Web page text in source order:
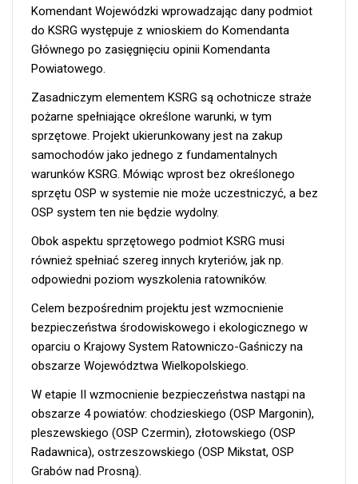
Komendant Wojewódzki wprowadzając dany podmiot
do KSRG występuje z wnioskiem do Komendanta
Głównego po zasięgnięciu opinii Komendanta
Powiatowego.
Zasadniczym elementem KSRG są ochotnicze straże
pożarne spełniające określone warunki, w tym
sprzętowe. Projekt ukierunkowany jest na zakup
samochodów jako jednego z fundamentalnych
warunków KSRG. Mówiąc wprost bez określonego
sprzętu OSP w systemie nie może uczestniczyć, a bez
OSP system ten nie będzie wydolny.
Obok aspektu sprzętowego podmiot KSRG musi
również spełniać szereg innych kryteriów, jak np.
odpowiedni poziom wyszkolenia ratowników.
Celem bezpośrednim projektu jest wzmocnienie
bezpieczeństwa środowiskowego i ekologicznego w
oparciu o Krajowy System Ratowniczo-Gaśniczy na
obszarze Województwa Wielkopolskiego.
W etapie II wzmocnienie bezpieczeństwa nastąpi na
obszarze 4 powiatów: chodzieskiego (OSP Margonin),
pleszewskiego (OSP Czermin), złotowskiego (OSP
Radawnica), ostrzeszowskiego (OSP Mikstat, OSP
Grabów nad Prosną).